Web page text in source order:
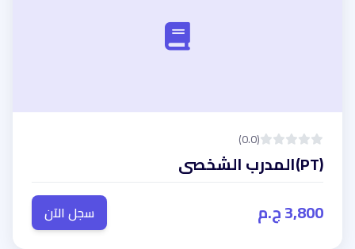
(0.0)
(PT)المدرب الشخصى
3,800 ج.م
سجل الآن